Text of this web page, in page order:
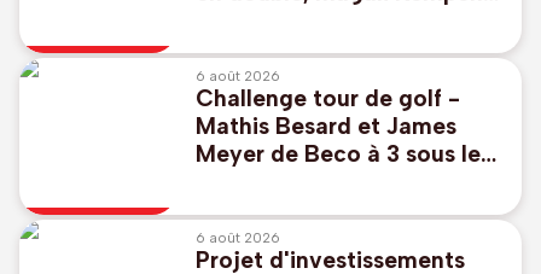
6 août 2026
Challenge tour de golf -
Mathis Besard et James
Meyer de Beco à 3 sous le
Scottish Challenge
6 août 2026
Projet d'investissements